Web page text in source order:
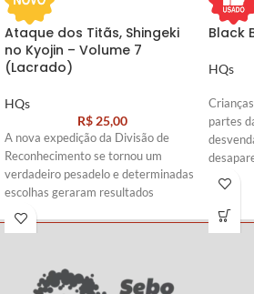
Ataque dos Titãs, Shingeki
no Kyojin – Volume 7
(Lacrado)
HQs
R$25,00
A nova expedição da Divisão de
Reconhecimento se tornou um
verdadeiro pesadelo e determinadas
escolhas geraram resultados
irreparáveis…
Roteiro e
Black
HQs
partes
joga os